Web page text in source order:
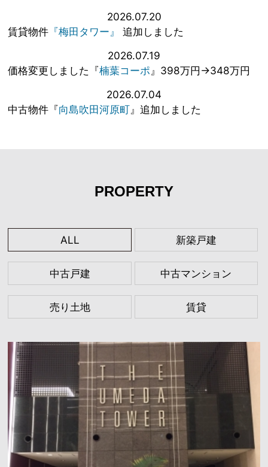
2026.07.20
賃貸物件 『梅田タワー』
追加しました
2026.07.19
価格変更しました『楠葉コーポ』398万円→348万円
2026.07.04
中古物件『向島吹田河原町』追加しました
PROPERTY
ALL 新築戸建
中古戸建 中古マンション
売り土地 賃貸